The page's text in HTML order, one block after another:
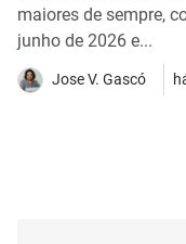
maiores de sempre,
junho de 2026 e...
Jose V. Gascó